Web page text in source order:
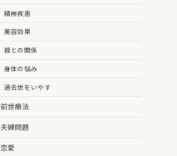
精神疾患
美容効果
親との関係
身体の悩み
過去世をいやす
前世療法
夫婦問題
恋愛